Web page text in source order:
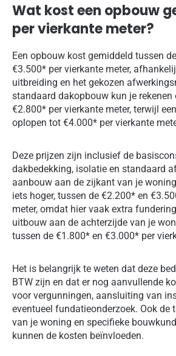
Wat kost een opbouw
per vierkante meter?
Een opbouw kost gemiddeld tussen
€3.500* per vierkante meter,
uitbreiding en het gekozen
standaard dakopbouw kun je
€2.800* per vierkante meter, terwijl
oplopen tot €4.000* per vierkante
Deze prijzen zijn inclusief de
dakbedekking, isolatie en standaard
aanbouw aan de zijkant van je
iets hoger, tussen de €2.200* en
meter, omdat hier vaak extra
uitbouw aan de achterzijde van je
tussen de €1.800* en €3.000* per
Het is belangrijk te weten dat deze
BTW zijn en dat er nog aanvullende
voor vergunningen, aansluiting van
eventueel fundatieonderzoek. Ook de
van je woning en specifieke
kunnen de kosten beïnvloeden.